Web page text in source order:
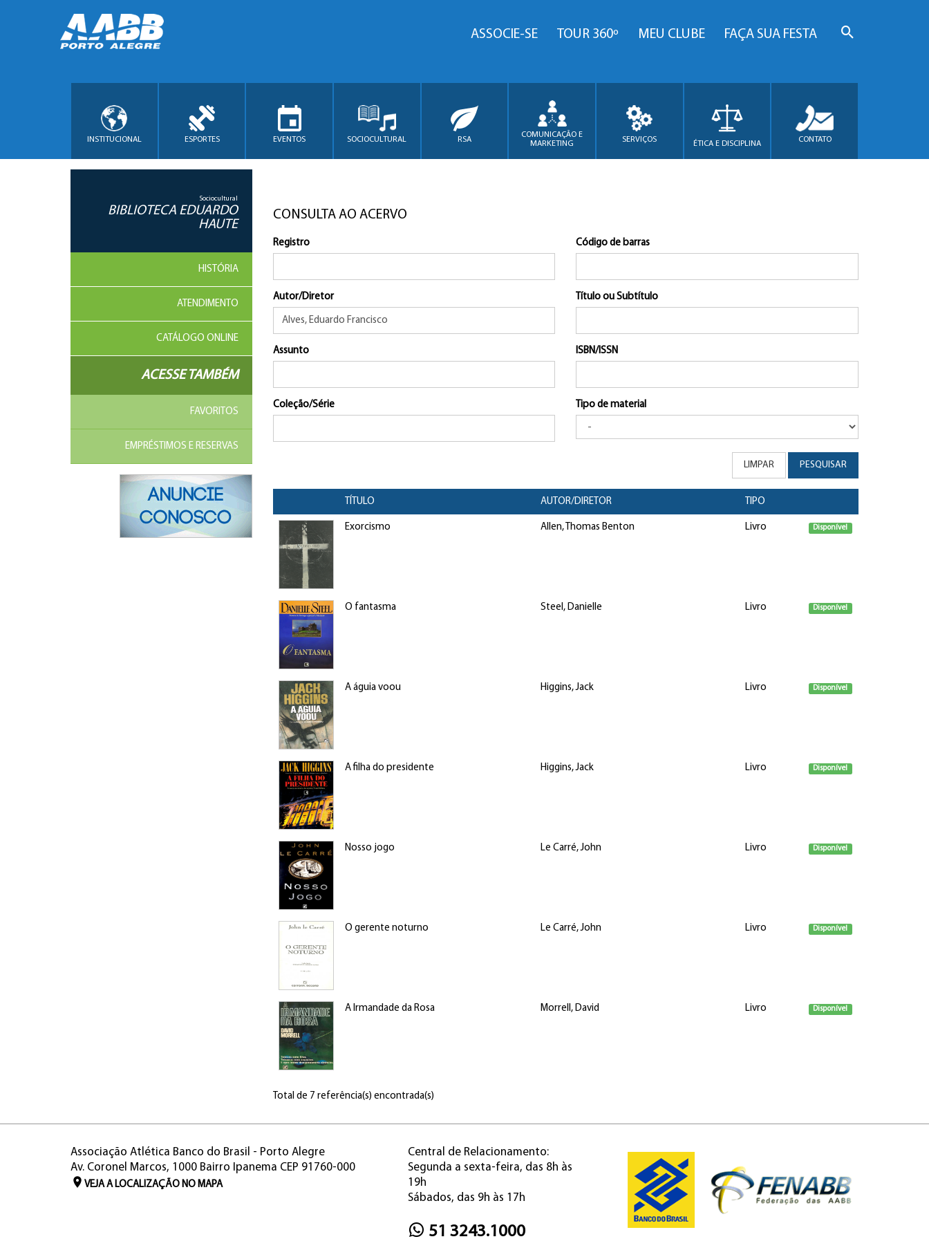
ASSOCIE-SE TOUR 360º MEU CLUBE FAÇA SUA FESTA
INSTITUCIONAL ESPORTES EVENTOS SOCIOCULTURAL RSA
COMUNICAÇÃO E
MARKETING
SERVIÇOS ÉTICA E DISCIPLINA CONTATO
Sociocultural
BIBLIOTECA EDUARDO
HAUTE
HISTÓRIA
ATENDIMENTO
CATÁLOGO ONLINE
ACESSE TAMBÉM
FAVORITOS
EMPRÉSTIMOS E RESERVAS
CONSULTA AO ACERVO
Registro Código de barras
Autor/Diretor Título ou Subtítulo
Assunto ISBN/ISSN
Coleção/Série Tipo de material
LIMPAR PESQUISAR
TÍTULO AUTOR/DIRETOR TIPO
Exorcismo Allen, Thomas Benton Livro Disponível
O fantasma Steel, Danielle Livro Disponível
A águia voou Higgins, Jack Livro Disponível
A filha do presidente Higgins, Jack Livro Disponível
Nosso jogo Le Carré, John Livro Disponível
O gerente noturno Le Carré, John Livro Disponível
A Irmandade da Rosa Morrell, David Livro Disponível
Total de 7 referência(s) encontrada(s)
Associação Atlética Banco do Brasil - Porto Alegre
Av. Coronel Marcos, 1000 Bairro Ipanema CEP 91760-000
VEJA A LOCALIZAÇÃO NO MAPA
Central de Relacionamento:
Segunda a sexta-feira, das 8h às
19h
Sábados, das 9h às 17h
51 3243.1000